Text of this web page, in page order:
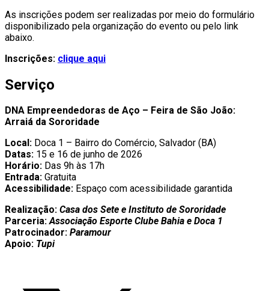
As inscrições podem ser realizadas por meio do formulário
disponibilizado pela organização do evento ou pelo link
abaixo.
Inscrições: clique aqui
Serviço
DNA Empreendedoras de Aço – Feira de São João:
Arraiá da Sororidade
Local: Doca 1 – Bairro do Comércio, Salvador (BA)
Datas: 15 e 16 de junho de 2026
Horário: Das 9h às 17h
Entrada: Gratuita
Acessibilidade: Espaço com acessibilidade garantida
Realização: Casa dos Sete e Instituto de Sororidade
Parceria:Associação Esporte Clube Bahia e Doca 1
Patrocinador: Paramour
Apoio: Tupi